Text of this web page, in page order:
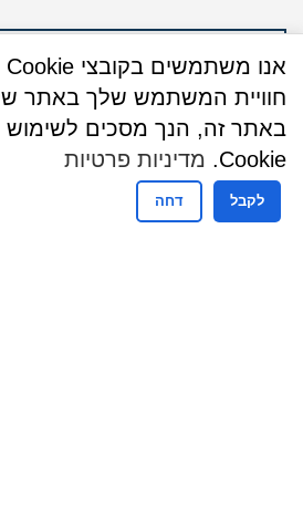
חוויית המשתמש שלך באתר
באתר זה, הנך מסכים לשימוש
Cookie.
מדיניות פרטיות
לקבל דחה